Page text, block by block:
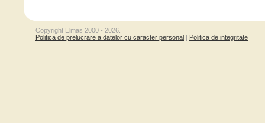
Copyright Elmas 2000 - 2026.
Politica de prelucrare a datelor cu caracter personal | Politica de integritate